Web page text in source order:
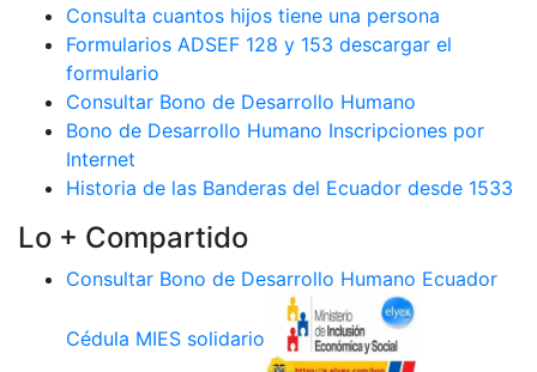
Consulta cuantos hijos tiene una persona
Formularios ADSEF 128 y 153 descargar el
formulario
Consultar Bono de Desarrollo Humano
Bono de Desarrollo Humano Inscripciones por
Internet
Historia de las Banderas del Ecuador desde 1533
Lo + Compartido
Consultar Bono de Desarrollo Humano Ecuador
Cédula MIES solidario